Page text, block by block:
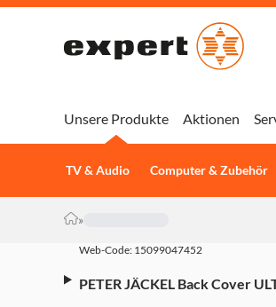
Unsere Produkte
TV & Audio Computer & Zubehör
Aktionen
»
Web-Code: 15099047452
PETER JÄCKEL Back Cover